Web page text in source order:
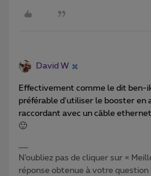
David W
Effectivement comme le dit ben-
préférable d'utiliser le booster en
raccordant avec un câble
🙂
N’oubliez pas de cliquer sur «
réponse obtenue à votre question